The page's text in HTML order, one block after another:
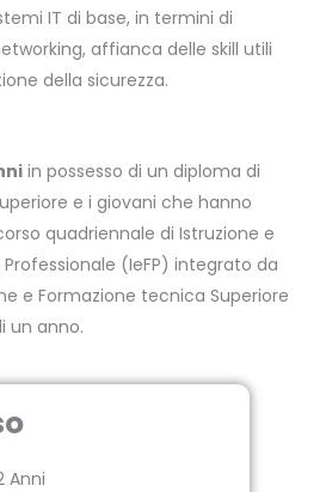
IT di base, in termini di
affianca delle skill utili
della sicurezza.
in possesso di un diploma di
e i giovani che hanno
quadriennale di Istruzione e
(IeFP) integrato da
e Formazione tecnica Superiore
un anno.
Anni